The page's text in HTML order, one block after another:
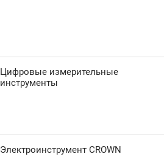
Цифровые измерительные
инструменты
Электроинструмент CROWN